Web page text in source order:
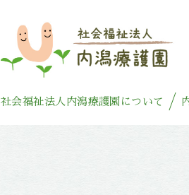
社会福祉法人内潟療護園について